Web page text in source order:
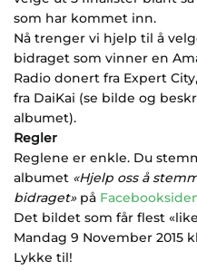
som har kommet inn.
Nå trenger vi hjelp til å
bidraget som vinner en
Radio donert fra Expert
fra DaiKai (se bilde og
albumet).
Regler
Reglene er enkle. Du
albumet «Hjelp oss å
bidraget»på
Det bildet som får flest
Mandag 9 November 2015
Lykke til!